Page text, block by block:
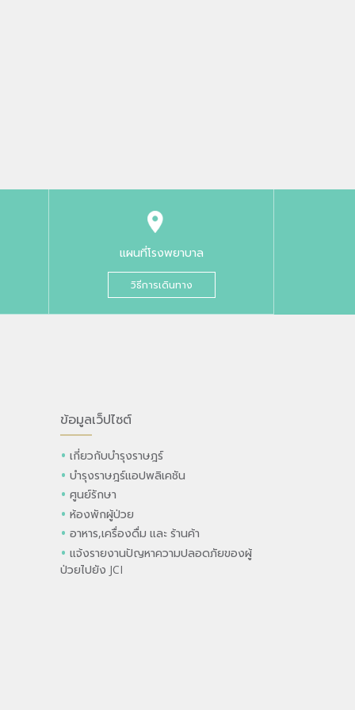
แผนที่โรงพยาบาล
วิธีการเดินทาง
ข้อมูลเว็ปไซต์
เกี่ยวกับบำรุงราษฎร์
บำรุงราษฎร์แอปพลิเคชัน
ศูนย์รักษา
ห้องพักผู้ป่วย
อาหาร,เครื่องดื่ม และ ร้านค้า
แจ้งรายงานปัญหาความปลอดภัยของผู้
ป่วยไปยัง JCI